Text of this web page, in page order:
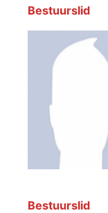
Bestuurslid
Bestuurslid